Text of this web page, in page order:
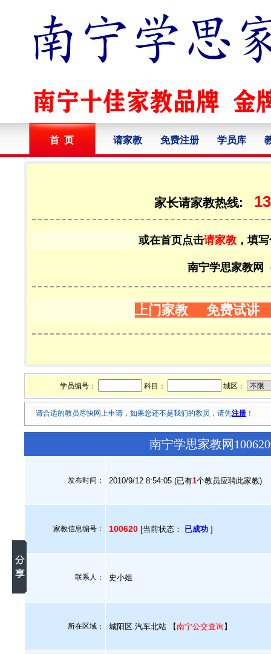
首 页 请家教 免费注册 学员库
家长请家教热线:
或在首页点击请家教 ，填
南宁学思家教网
上门家教 免费试讲
学员编号： 科目： 城区：
请合适的教员尽快网上申请，如果您还不是我们的教员，请先注册 ！
南宁学思家教网
发布时间： 2010/9/12 8:54:05 (已有1个教员应聘此家教)
家教信息编号： 100620 [当前状态： 已成功 ]
联系人： 史小姐
所在区域： 城阳区.汽车北站 【南宁公交查询 】